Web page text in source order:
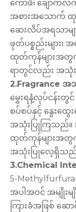
ကော်ဖီ၊ ချောကလ
အစားအသောက်
ဆေးလိပ်အရသာမ
ဖုတ်ပစ္စည်းများ၊
ထုတ်ကုန်များအတွ
ရာတွင်လည်း အသုံး
2.Fragrance အသုံ
မွှေးရနံ့လုပ်ငန်းတွ
စပ်စပ်နှင့် နွေးထွေ
အသုံးပြုကြသည်။
ထုတ်ကုန်များအတွက်
အသုံးပြုလေ့ရှိသည်
3.Chemical
5-
အပါအဝင် အမျိုးမျို
ကြားခံအဖြစ် ဆေ